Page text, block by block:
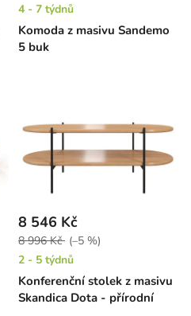
Komoda z masivu Sandemo
5 buk
4 - 7 týdnů
Konferenční stolek z masivu
Skandica Dota - přírodní
8 546 Kč
8 996 Kč (–5 %)
2 - 5 týdnů